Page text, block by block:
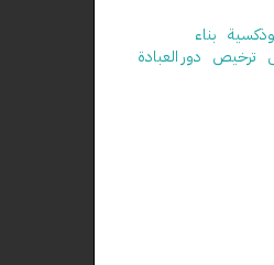
بناء
ترخيص دور العبادة